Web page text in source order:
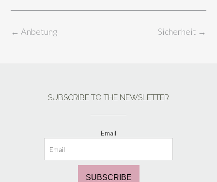
Sicherheit →
← Anbetung
SUBSCRIBE TO THE NEWSLETTER
Email
SUBSCRIBE